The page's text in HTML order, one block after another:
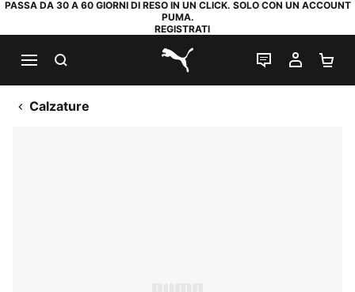
PASSA DA 30 A 60 GIORNI DI RESO IN UN CLICK. SOLO CON UN ACCOUNT
PUMA.
REGISTRATI
PUMA.com
CHAT IL MIO
Calzature